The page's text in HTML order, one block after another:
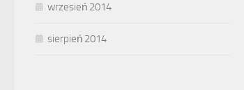
wrzesień 2014
sierpień 2014